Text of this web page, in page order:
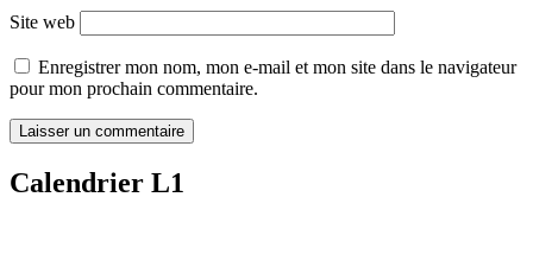
Site web
Enregistrer mon nom, mon e-mail et mon site dans le navigateur
pour mon prochain commentaire.
Calendrier L1